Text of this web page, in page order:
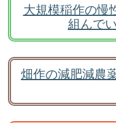
大規模稲作の慢
組んで
畑作の減肥減農